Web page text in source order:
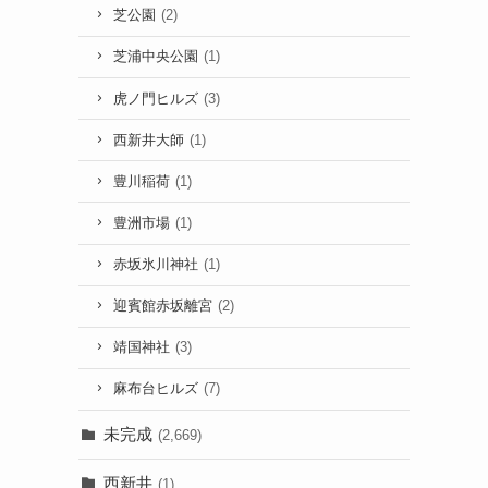
芝公園 (2)
芝浦中央公園 (1)
虎ノ門ヒルズ (3)
西新井大師 (1)
豊川稲荷 (1)
豊洲市場 (1)
赤坂氷川神社 (1)
迎賓館赤坂離宮 (2)
靖国神社 (3)
麻布台ヒルズ (7)
未完成 (2,669)
西新井 (1)